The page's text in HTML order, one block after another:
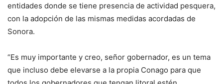
entidades donde se tiene presencia de actividad pesquera,
con la adopción de las mismas medidas acordadas de
Sonora.
“Es muy importante y creo, señor gobernador, es un tema
que incluso debe elevarse a la propia Conago para que